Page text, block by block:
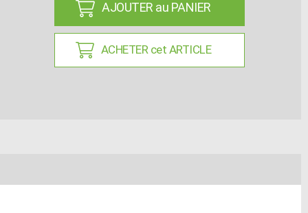
AJOUTER au PANIER
ACHETER cet ARTICLE